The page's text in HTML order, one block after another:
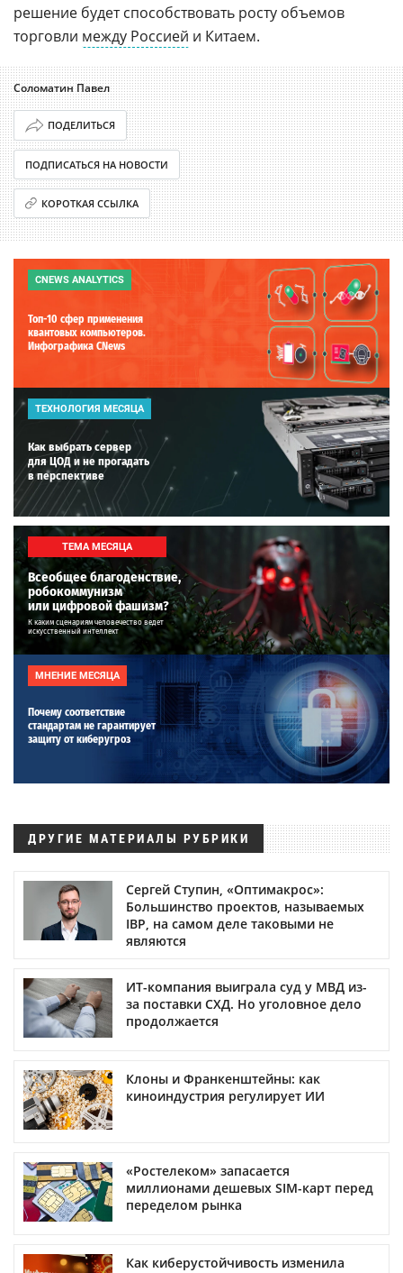
решение будет способствовать росту объемов
торговли между Россией и Китаем.
Соломатин Павел
ПОДЕЛИТЬСЯ
ПОДПИСАТЬСЯ НА НОВОСТИ
КОРОТКАЯ ССЫЛКА
CNEWS ANALYTICS
Топ-10 сфер применения
квантовых компьютеров.
Инфографика CNews
ТЕХНОЛОГИЯ МЕСЯЦА
Как выбрать сервер
для ЦОД и не прогадать
в перспективе
ТЕМА МЕСЯЦА
Всеобщее благоденствие,
робокоммунизм
или цифровой фашизм?
К каким сценариям человечество ведет
искусственный интеллект
МНЕНИЕ МЕСЯЦА
Почему соответствие
стандартам не гарантирует
защиту от киберугроз
ДРУГИЕ МАТЕРИАЛЫ РУБРИКИ
Сергей Ступин, «Оптимакрос»:
Большинство проектов, называемых
IBP, на самом деле таковыми не
являются
ИТ-компания выиграла суд у МВД из-
за поставки СХД. Но уголовное дело
продолжается
Клоны и Франкенштейны: как
киноиндустрия регулирует ИИ
«Ростелеком» запасается
миллионами дешевых SIM-карт перед
переделом рынка
Как киберустойчивость изменила